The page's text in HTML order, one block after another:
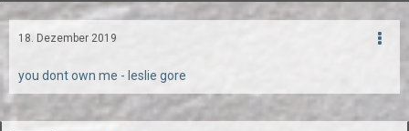
18. Dezember 2019
you dont own me - leslie gore